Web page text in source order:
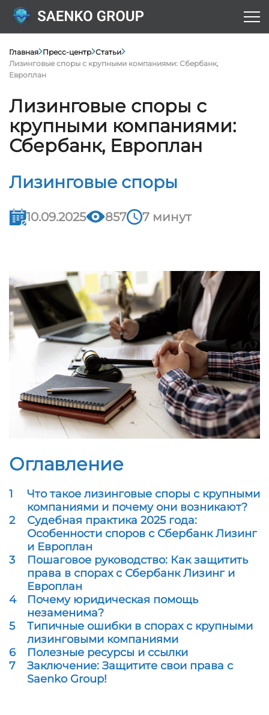
Главная Пресс-центр Статьи
Лизинговые споры с крупными компаниями: Сбербанк,
Европлан
Лизинговые споры с
крупными компаниями:
Сбербанк, Европлан
Лизинговые споры
10.09.2025 857 7 минут
Оглавление
1
Что такое лизинговые споры с крупными
компаниями и почему они возникают?
2
Судебная практика 2025 года:
Особенности споров с Сбербанк Лизинг
и Европлан
3
Пошаговое руководство: Как защитить
права в спорах с Сбербанк Лизинг и
Европлан
4
Почему юридическая помощь
незаменима?
5
Типичные ошибки в спорах с крупными
лизинговыми компаниями
6
Полезные ресурсы и ссылки
7
Заключение: Защитите свои права с
Saenko Group!